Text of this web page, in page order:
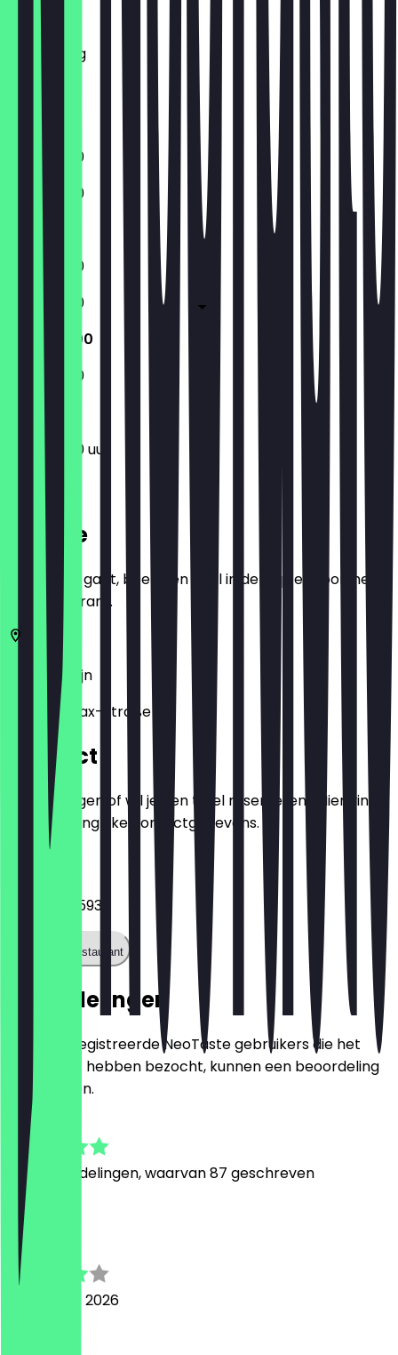
Dinsdag
Woensdag
Donderdag
Vrijdag
Zaterdag
11:00 - 19:00
11:00 - 19:00
Gesloten
11:00 - 19:00
11:00 - 19:00
11:00 - 19:00
11:00 - 19:00
11:00 - 19:00 uur
Locatie
Voordat je gaat, boek een deal in de app en toon het in
het restaurant.
10245
Berlijn
Gabriel-Max-Straße 20
Contact
Heb je vragen of wil je een tafel reserveren? Hier vind
je alle belangrijke contactgegevens.
0176 20455936
Bel het restaurant
Beoordelingen
Alleen geregistreerde NeoTaste gebruikers die het
restaurant hebben bezocht, kunnen een beoordeling
achterlaten.
459
Beoordelingen, waarvan 87 geschreven
julie
5 augustus 2026